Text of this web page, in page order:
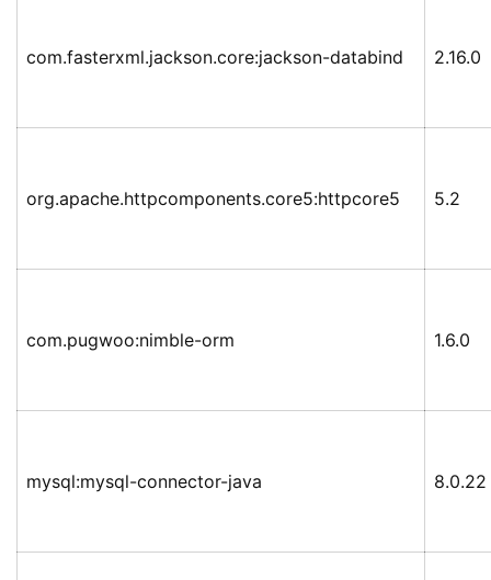
com.fasterxml.jackson.core:jackson-databind 2.16.0
org.apache.httpcomponents.core5:httpcore5 5.2
com.pugwoo:nimble-orm 1.6.0
mysql:mysql-connector-java 8.0.22